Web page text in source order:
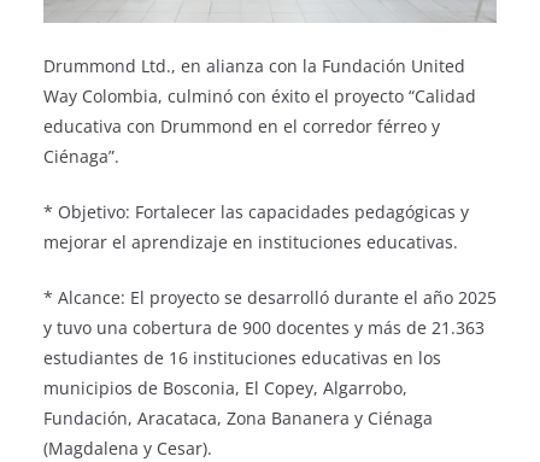
Drummond Ltd., en alianza con la Fundación United
Way Colombia, culminó con éxito el proyecto “Calidad
educativa con Drummond en el corredor férreo y
Ciénaga”.
* Objetivo: Fortalecer las capacidades pedagógicas y
mejorar el aprendizaje en instituciones educativas.
* Alcance: El proyecto se desarrolló durante el año 2025
y tuvo una cobertura de 900 docentes y más de 21.363
estudiantes de 16 instituciones educativas en los
municipios de Bosconia, El Copey, Algarrobo,
Fundación, Aracataca, Zona Bananera y Ciénaga
(Magdalena y Cesar).